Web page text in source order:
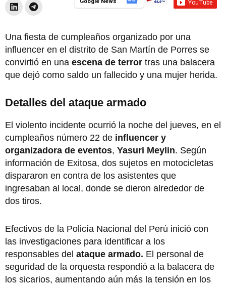
Una fiesta de cumpleaños organizado por una
influencer en el distrito de San Martín de Porres se
convirtió en una escena de terror tras una balacera
que dejó como saldo un fallecido y una mujer herida.
Detalles del ataque armado
El violento incidente ocurrió la noche del jueves, en el
cumpleaños número 22 de influencer y
organizadora de eventos, Yasuri Meylin. Según
información de Exitosa, dos sujetos en motocicletas
dispararon en contra de los asistentes que
ingresaban al local, donde se dieron alrededor de
dos tiros.
Efectivos de la Policía Nacional del Perú inició con
las investigaciones para identificar a los
responsables del ataque armado. El personal de
seguridad de la orquesta respondió a la balacera de
los sicarios, aumentando aún más la tensión en los